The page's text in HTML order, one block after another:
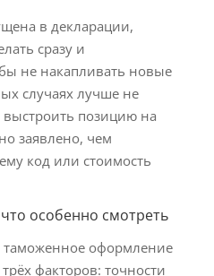
в декларации,
сразу и
не накапливать новые
случаях лучше не
выстроить позицию на
заявлено, чем
код или стоимость
особенно смотреть
таможенное оформление
факторов: точности